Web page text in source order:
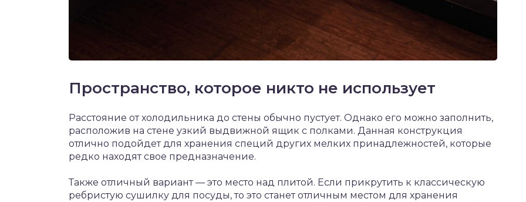
Пространство, которое никто не использует
Расстояние от холодильника до стены обычно пустует. Однако его можно заполнить,
расположив на стене узкий выдвижной ящик с полками. Данная конструкция
отлично подойдет для хранения специй других мелких принадлежностей, которые
редко находят свое предназначение.
Также отличный вариант — это место над плитой. Если прикрутить к классическую
ребристую сушилку для посуды, то это станет отличным местом для хранения